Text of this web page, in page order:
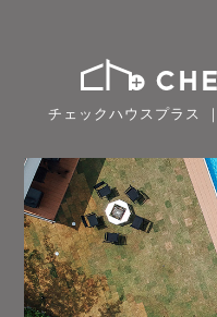
チェックハウスプラス